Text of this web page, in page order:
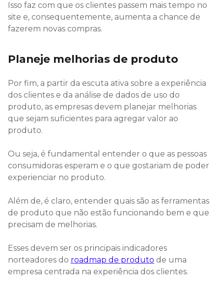
Isso faz com que os clientes passem mais tempo no
site e, consequentemente, aumenta a chance de
fazerem novas compras.
Planeje melhorias de produto
Por fim, a partir da escuta ativa sobre a experiência
dos clientes e da análise de dados de uso do
produto, as empresas devem planejar melhorias
que sejam suficientes para agregar valor ao
produto.
Ou seja, é fundamental entender o que as pessoas
consumidoras esperam e o que gostariam de poder
experienciar no produto.
Além de, é claro, entender quais são as ferramentas
de produto que não estão funcionando bem e que
precisam de melhorias.
Esses devem ser os principais indicadores
norteadores do roadmap de produto de uma
empresa centrada na experiência dos clientes.